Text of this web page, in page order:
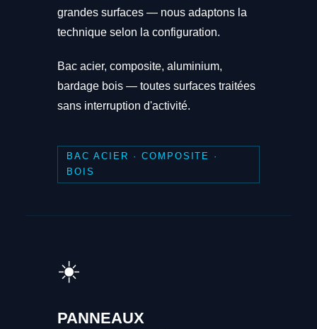
grandes surfaces — nous adaptons la
technique selon la configuration.
Bac acier, composite, aluminium,
bardage bois — toutes surfaces traitées
sans interruption d'activité.
BAC ACIER · COMPOSITE ·
BOIS
☀️
PANNEAUX